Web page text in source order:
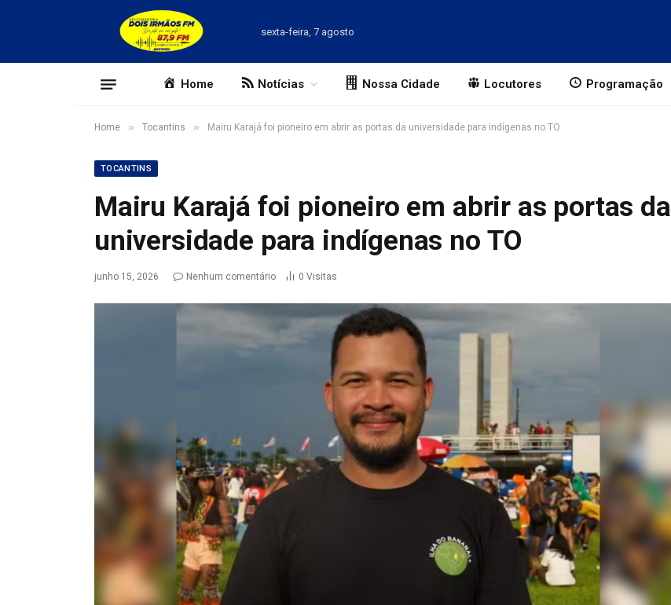
sexta-feira, 7 agosto
Home Notícias Nossa Cidade Locutores Programação
Home » Tocantins » Mairu Karajá foi pioneiro em abrir as portas da universidade para indígenas no TO
TOCANTINS
Mairu Karajá foi pioneiro em abrir as portas da
universidade para indígenas no TO
junho 15, 2026 Nenhum comentário 0 Visitas